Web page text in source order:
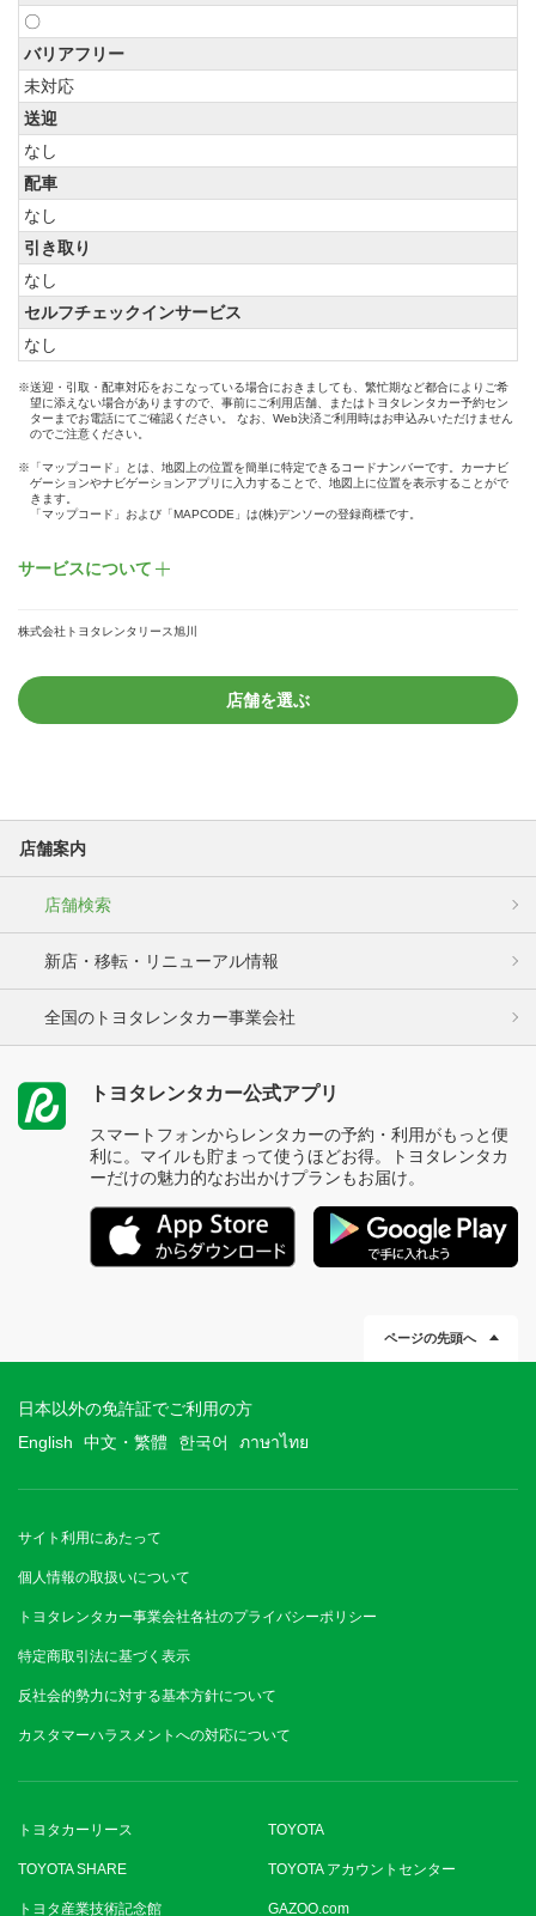
〇
バリアフリー
未対応
送迎
なし
配車
なし
引き取り
なし
セルフチェックインサービス
なし
※送迎・引取・配車対応をおこなっている場合におきましても、繁忙期など都合によりご希
望に添えない場合がありますので、事前にご利用店舗、またはトヨタレンタカー予約セン
ターまでお電話にてご確認ください。 なお、Web決済ご利用時はお申込みいただけません
のでご注意ください。
※「マップコード」とは、地図上の位置を簡単に特定できるコードナンバーです。カーナビ
ゲーションやナビゲーションアプリに入力することで、地図上に位置を表示することがで
きます。
「マップコード」および「MAPCODE」は(株)デンソーの登録商標です。
サービスについて
株式会社トヨタレンタリース旭川
店舗を選ぶ
店舗案内
店舗検索
新店・移転・リニューアル情報
全国のトヨタレンタカー事業会社
トヨタレンタカー公式アプリ
スマートフォンからレンタカーの予約・利用がもっと便
利に。マイルも貯まって使うほどお得。トヨタレンタカ
ーだけの魅力的なお出かけプランもお届け。
ページの先頭へ
日本以外の免許証でご利用の方
English
中文・繁體 한국어 ภาษาไทย
サイト利用にあたって
個人情報の取扱いについて
トヨタレンタカー事業会社各社のプライバシーポリシー
特定商取引法に基づく表示
反社会的勢力に対する基本方針について
カスタマーハラスメントへの対応について
トヨタカーリース TOYOTA
TOYOTA SHARE TOYOTA アカウントセンター
トヨタ産業技術記念館 GAZOO.com